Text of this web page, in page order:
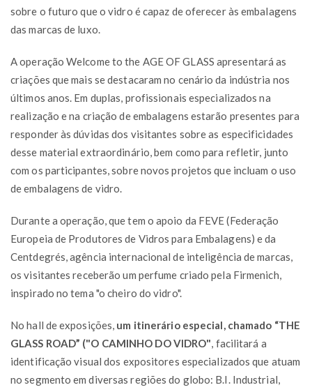
sobre o futuro que o vidro é capaz de oferecer às embalagens
das marcas de luxo.
A operação Welcome to the AGE OF GLASS apresentará as
criações que mais se destacaram no cenário da indústria nos
últimos anos. Em duplas, profissionais especializados na
realização e na criação de embalagens estarão presentes para
responder às dúvidas dos visitantes sobre as especificidades
desse material extraordinário, bem como para refletir, junto
com os participantes, sobre novos projetos que incluam o uso
de embalagens de vidro.
Durante a operação, que tem o apoio da FEVE (Federação
Europeia de Produtores de Vidros para Embalagens) e da
Centdegrés, agência internacional de inteligência de marcas,
os visitantes receberão um perfume criado pela Firmenich,
inspirado no tema "o cheiro do vidro".
No hall de exposições, um itinerário especial, chamado “THE
GLASS ROAD” ("O CAMINHO DO VIDRO" , facilitará a
identificação visual dos expositores especializados que atuam
no segmento em diversas regiões do globo: B.I. Industrial,